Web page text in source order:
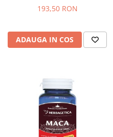
193,50 RON
ADAUGA IN COS